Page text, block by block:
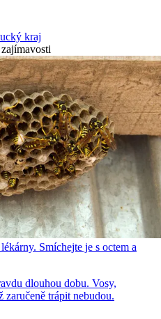
kraj
Smíchejte je s octem a
dlouhou dobu. Vosy,
zaručeně trápit nebudou.